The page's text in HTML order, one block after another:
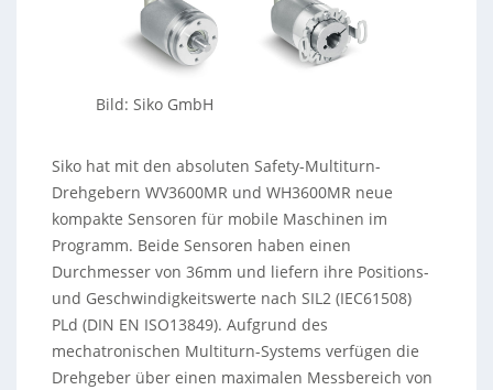
Bild: Siko GmbH
Siko hat mit den absoluten Safety-Multiturn-
Drehgebern WV3600MR und WH3600MR neue
kompakte Sensoren für mobile Maschinen im
Programm. Beide Sensoren haben einen
Durchmesser von 36mm und liefern ihre Positions-
und Geschwindigkeitswerte nach SIL2 (IEC61508)
PLd (DIN EN ISO13849). Aufgrund des
mechatronischen Multiturn-Systems verfügen die
Drehgeber über einen maximalen Messbereich von